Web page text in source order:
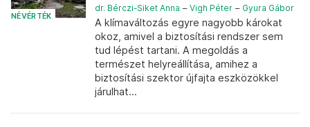
NÉVÉRTÉK
dr. Bérczi-Siket Anna – Vigh Péter – Gyura Gábor
A klímaváltozás egyre nagyobb károkat
okoz, amivel a biztosítási rendszer sem
tud lépést tartani. A megoldás a
természet helyreállítása, amihez a
biztosítási szektor újfajta eszközökkel
járulhat...